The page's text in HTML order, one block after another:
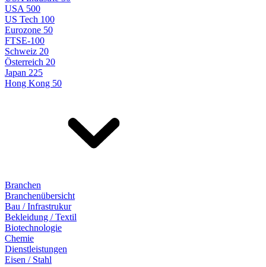
USA 500
US Tech 100
Eurozone 50
FTSE-100
Schweiz 20
Österreich 20
Japan 225
Hong Kong 50
Branchen
Branchenübersicht
Bau / Infrastrukur
Bekleidung / Textil
Biotechnologie
Chemie
Dienstleistungen
Eisen / Stahl